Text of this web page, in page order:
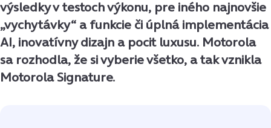
výsledky v testoch výkonu, pre iného najnovšie
„vychytávky“ a funkcie či úplná implementácia
AI, inovatívny dizajn a pocit luxusu. Motorola
sa rozhodla, že si vyberie všetko, a tak vznikla
Motorola Signature.